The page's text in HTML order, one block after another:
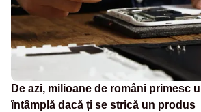
De azi, milioane de români primesc
întâmplă dacă ți se strică un produs